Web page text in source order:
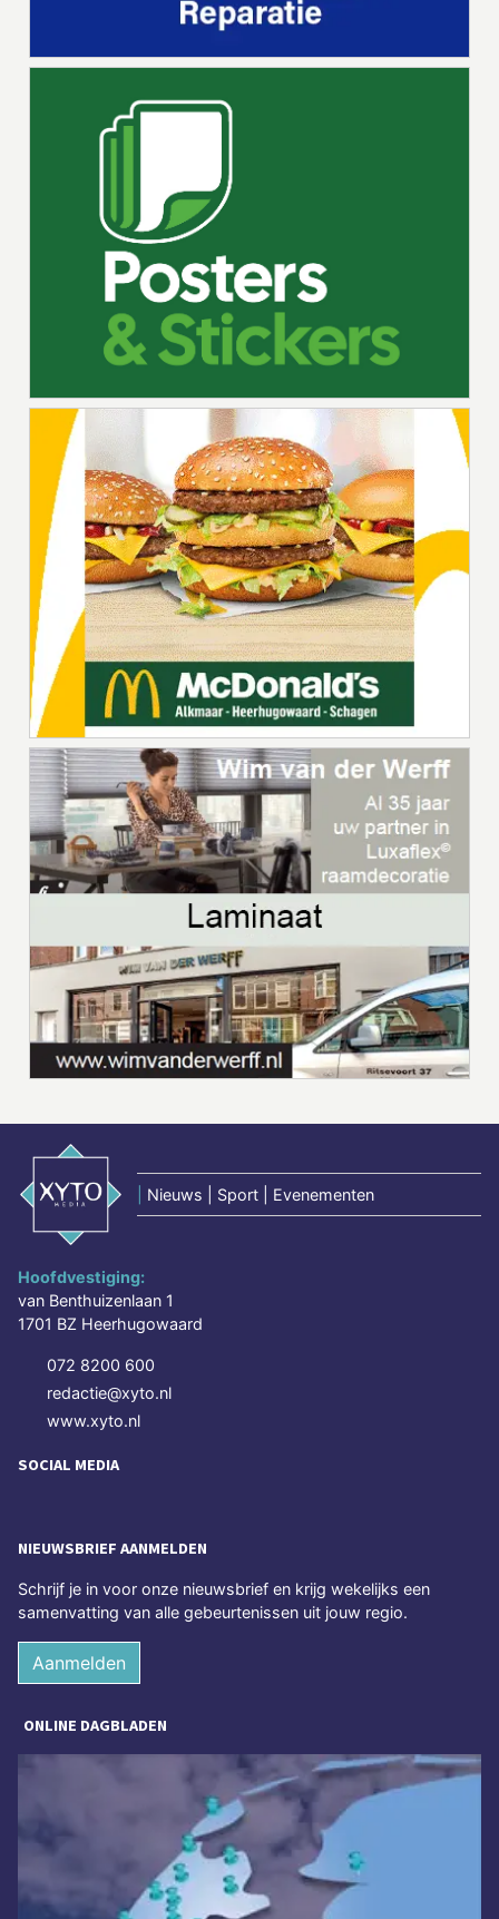
Nieuws | Sport | Evenementen
Hoofdvestiging:
van Benthuizenlaan 1
1701 BZ Heerhugowaard
072 8200 600
redactie@xyto.nl
www.xyto.nl
SOCIAL MEDIA
NIEUWSBRIEF AANMELDEN
Schrijf je in voor onze nieuwsbrief en krijg wekelijks een
samenvatting van alle gebeurtenissen uit jouw regio.
Aanmelden
ONLINE DAGBLADEN